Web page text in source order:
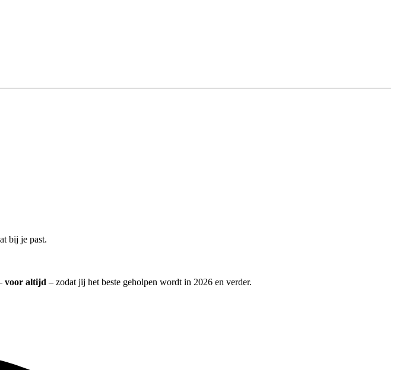
bij je past.
voor altijd – zodat jij het beste geholpen wordt in 2026 en verder.